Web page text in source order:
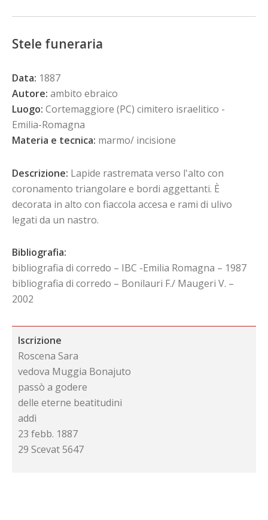
Stele funeraria
Data: 1887
Autore: ambito ebraico
Luogo: Cortemaggiore (PC) cimitero israelitico -
Emilia-Romagna
Materia e tecnica: marmo/ incisione
Descrizione: Lapide rastremata verso l'alto con
coronamento triangolare e bordi aggettanti. È
decorata in alto con fiaccola accesa e rami di ulivo
legati da un nastro.
Bibliografia:
bibliografia di corredo – IBC -Emilia Romagna – 1987
bibliografia di corredo – Bonilauri F./ Maugeri V. –
2002
Iscrizione
Roscena Sara
vedova Muggia Bonajuto
passò a godere
delle eterne beatitudini
addì
23 febb. 1887
29 Scevat 5647